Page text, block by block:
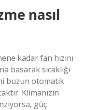
nasıl
kadar fan hızını
basarak sıcaklığı
buzun otomatik
Klimanızın
güç